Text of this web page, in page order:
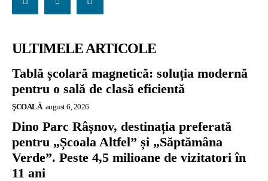
ULTIMELE ARTICOLE
Tablă școlară magnetică: soluția modernă
pentru o sală de clasă eficientă
ŞCOALĂ august 6, 2026
Dino Parc Râșnov, destinația preferată
pentru „Școala Altfel” și „Săptămâna
Verde”. Peste 4,5 milioane de vizitatori în
11 ani